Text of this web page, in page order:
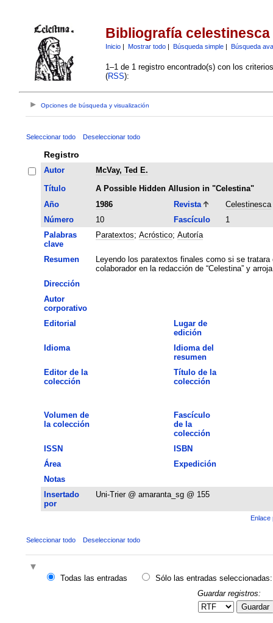
Bibliografía celestinesca
Inicio| Mostrar todo| Búsqueda simple| Búsqueda
1–1 de 1 registro encontrado(s) con los
(RSS):
Opciones de búsqueda y visualización
Seleccionar todo Deseleccionar todo
Registro
Autor
McVay, Ted E.
Título
A Possible Hidden Allusion in "Celestina"
Año
1986 Revista
Celestinesca
Número
10 Fascículo
1
Palabras
clave
Paratextos; Acróstico; Autoría
Resumen
Leyendo los paratextos finales como si se
colaborador en la redacción de “Celestina” y
Dirección
Autor
corporativo
Editorial
Lugar de
edición
Idioma
Idioma del
resumen
Editor de la
colección
Título de la
colección
Volumen de
la colección
Fascículo
de la
colección
ISSN
ISBN
Área
Expedición
Notas
Insertado
por
Uni-Trier @ amaranta_sg @ 155
Enlace
Seleccionar todo Deseleccionar todo
Todas las entradas
Sólo las entradas seleccionadas:
Guardar registros:
Guardar